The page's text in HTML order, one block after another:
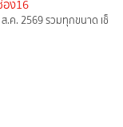
อง16
ค. 2569 รวมทุกขนาด เช็